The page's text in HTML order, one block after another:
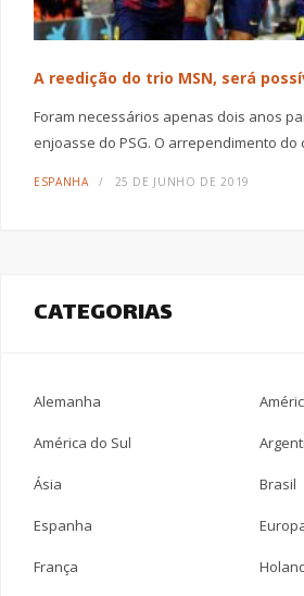
A reedição do trio MSN, será
Foram necessários apenas dois anos
enjoasse do PSG. O arrependimento
ESPANHA 25 DE JUNHO DE 2019
CATEGORIAS
Alemanha
América do Sul
Ásia Brasil
Espanha
França